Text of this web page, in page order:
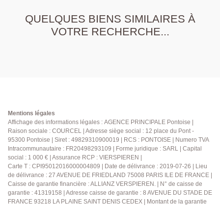
QUELQUES BIENS SIMILAIRES À
VOTRE RECHERCHE...
Mentions légales
Affichage des informations légales : AGENCE PRINCIPALE Pontoise |
Raison sociale : COURCEL | Adresse siège social : 12 place du Pont -
95300 Pontoise | Siret : 49829310900019 | RCS : PONTOISE | Numero TVA
Intracommunautaire : FR20498293109 | Forme juridique : SARL | Capital
social : 1 000 € | Assurance RCP : VIERSPIEREN |
Carte T : CPI95012016000004809 | Date de délivrance : 2019-07-26 | Lieu
de délivrance : 27 AVENUE DE FRIEDLAND 75008 PARIS ILE DE FRANCE |
Caisse de garantie financière : ALLIANZ VERSPIEREN. | N° de caisse de
garantie : 41319158 | Adresse caisse de garantie : 8 AVENUE DU STADE DE
FRANCE 93218 LA PLAINE SAINT DENIS CEDEX | Montant de la garantie